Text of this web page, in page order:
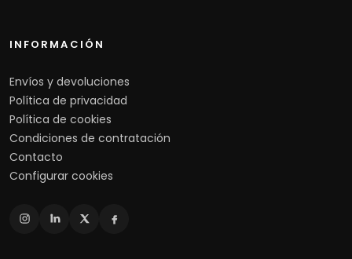
INFORMACIÓN
Envíos y devoluciones
Política de privacidad
Política de cookies
Condiciones de contratación
Contacto
Configurar cookies